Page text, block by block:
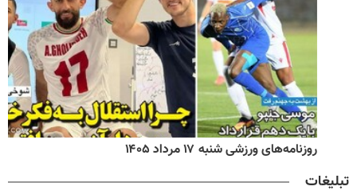
روزنامه‌های ورزشی شنبه ۱۷ مرداد ۱۴۰۵
تبلیغات